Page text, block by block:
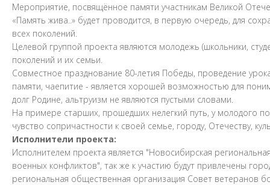
Мероприятие, посвящённое памяти участникам Великой
«Память жива..» будет проводится, в первую очередь, для
всех поколений.
Целевой группой проекта являются молодежь (школьники,
поколений и их семьи.
Совместное празднование 80-летия Победы, проведение
памяти, чаепитие - является хорошей возможностью для
долг Родине, альтруизм не являются пустыми словами.
На примере старших, прошедших нелегкий путь, у молодого
чувство сопричастности к своей семье, городу, Отечеству,
Исполнители проекта:
Исполнителем проекта является "Новосибирская
военных конфликтов", так же к участию будут привлечены
региональная общественная организация Совет ветеранов